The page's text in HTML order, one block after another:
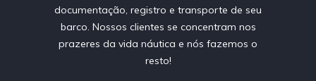
documentação, registro e transporte de seu
barco. Nossos clientes se concentram nos
prazeres da vida náutica e nós fazemos o
resto!